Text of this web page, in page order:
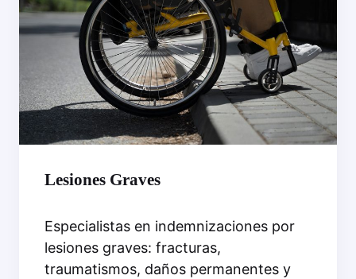
Lesiones Graves
Especialistas en indemnizaciones por
lesiones graves: fracturas,
traumatismos, daños permanentes y